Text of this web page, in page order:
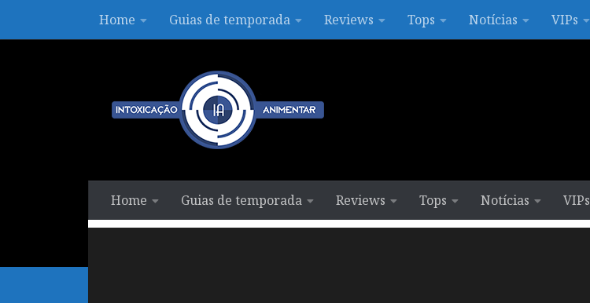
Skip to contentHome Guias de temporada Reviews Tops Notícias VIPs
Home Guias de temporada Reviews Tops Notícias VIPs